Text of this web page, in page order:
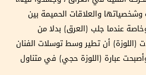
وشخصياتها والعلاقات الحميمة بين
عندما جلب (العرق) بدلا من
أن تطير وسط توسلات الفنان
عبارة (اللوزة حجي) في متناول